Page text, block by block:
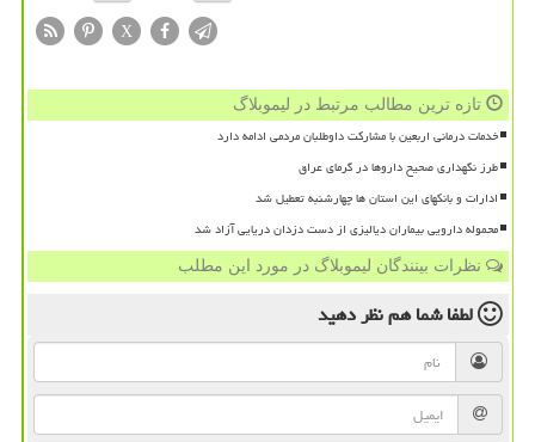
X
تازه ترین مطالب مرتبط در لیموبلاگ
خدمات درمانی اربعین با مشارکت داوطلبان مردمی ادامه دارد
طرز نگهداری صحیح داروها در گرمای عراق
ادارات و بانکهای این استان ها چهارشنبه تعطیل شد
محموله دارویی بیماران دیالیزی از دست دزدان دریایی آزاد شد
نظرات بینندگان لیموبلاگ در مورد این مطلب
لطفا شما همنظر دهید